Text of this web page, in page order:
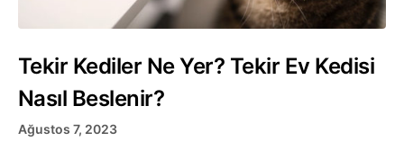
Tekir Kediler Ne Yer? Tekir Ev Kedisi
Nasıl Beslenir?
Ağustos 7, 2023